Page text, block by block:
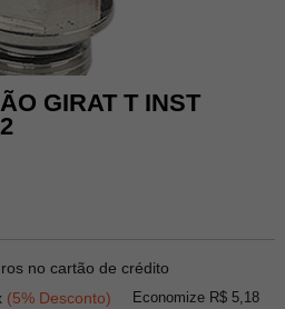
GIRAT T INST
no cartão de crédito
(5% Desconto) Economize R$ 5,18